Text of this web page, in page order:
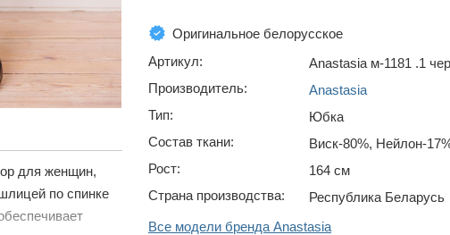
для женщин,
по спинке
Оригинальное белорусское
Артикул:
Anastasia м-1181 .1
Производитель:
Anastasia
Тип:
Юбка
Состав ткани:
Виск-80%, Нейлон-
Рост:
164 см
Страна производства:
Республика Беларусь
Все модели бренда Anastasia